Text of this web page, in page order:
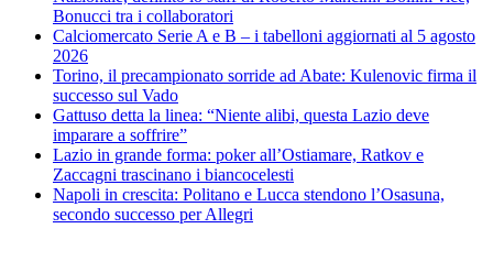
Bonucci tra i collaboratori
Calciomercato Serie A e B – i tabelloni aggiornati al 5 agosto
2026
Torino, il precampionato sorride ad Abate: Kulenovic firma il
successo sul Vado
Gattuso detta la linea: “Niente alibi, questa Lazio deve
imparare a soffrire”
Lazio in grande forma: poker all’Ostiamare, Ratkov e
Zaccagni trascinano i biancocelesti
Napoli in crescita: Politano e Lucca stendono l’Osasuna,
secondo successo per Allegri